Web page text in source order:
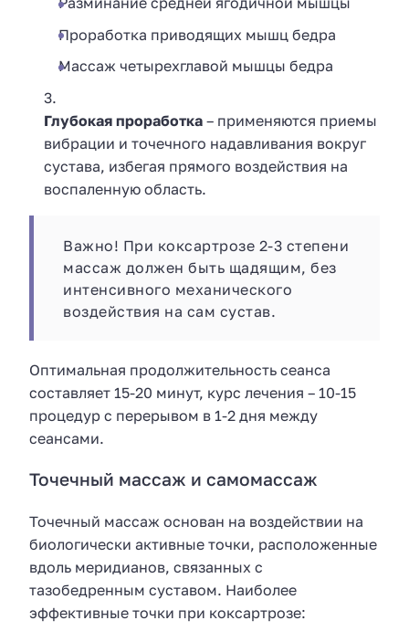
Проработка приводящих мышц бедра
Массаж четырехглавой мышцы бедра
Глубокая проработка – применяются приемы
вибрации и точечного надавливания вокруг
сустава, избегая прямого воздействия на
воспаленную область.
Важно! При коксартрозе 2-3 степени
массаж должен быть щадящим, без
интенсивного механического
воздействия на сам сустав.
Оптимальная продолжительность сеанса
составляет 15-20 минут, курс лечения – 10-15
процедур с перерывом в 1-2 дня между
сеансами.
Точечный массаж и самомассаж
Точечный массаж основан на воздействии на
биологически активные точки, расположенные
вдоль меридианов, связанных с
тазобедренным суставом. Наиболее
эффективные точки при коксартрозе: